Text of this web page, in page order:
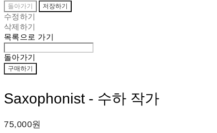
돌아가기 저장하기
수정하기
삭제하기
목록으로 가기
돌아가기
구매하기
Saxophonist - 수하 작가
75,000원